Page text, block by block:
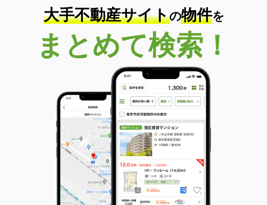
間取り
1K
広島県広島市西区己斐上４
価 格
6.20万円
広島県広島市西区己斐上４
61.6m²
間取り
2LDK
広島県呉市安浦町安登西７丁目
価 格
3.25万円
住 所
広島県呉市安浦町安登西７丁目
専有面積 43.86m²
間取り
2DK
大手不動産サイトの物件を
まとめて検索！